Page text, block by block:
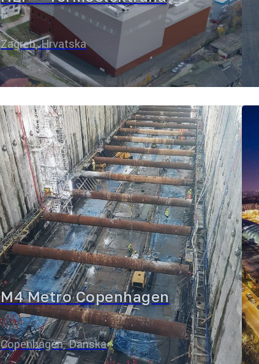
Zagreb, Hrvatska
M4 Metro Copenhagen
Copenhagen, Danska